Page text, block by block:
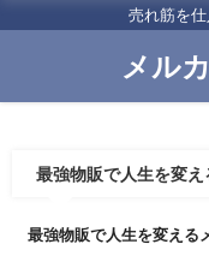
売れ筋を
メル
最強物販で人生を変
最強物販で人生を変える